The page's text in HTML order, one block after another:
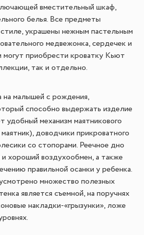
вместительный шкаф,
белья. Все предметы
украшены нежным пастельным
медвежонка, сердечек и
могут приобрести кроватку Кьют
так и отдельно.
на малышей с рождения,
способно выдержать изделие
удобный механизм маятникового
доводчики прикроватного
со стопорами. Реечное дно
хороший воздухообмен, а также
правильной осанки у ребенка.
множество полезных
является съемной, на поручнях
накладки-«грызунки», ложе